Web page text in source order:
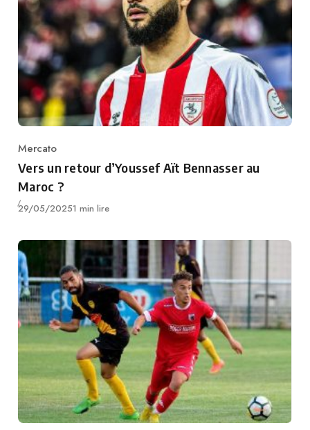
Category
Mercato
Vers un retour d’Youssef Aït Bennasser au
Maroc ?
Publié
29/05/20251 min lire